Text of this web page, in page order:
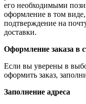
его необходимыми
оформление в том виде,
подтверждение на
доставки.
Оформление заказа в
Если вы уверены в
оформить заказ,
Заполнение адреса